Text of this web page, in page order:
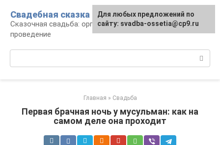
контенту
Свадебная сказка
Сказочная свадьба: организация и
проведение
Главная » Свадьба
Первая брачная ночь у мусульман: как на
самом деле она проходит
Для любых предложений по
сайту: svadba-ossetia@cp9.ru